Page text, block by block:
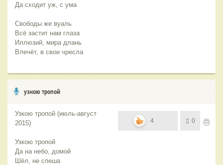
Да сходит уж, с ума
Свободы же вуаль
Всё застит нам глаза
Иллюзий, мира длань
Влечёт, в свои чресла
узкою тропой
Узкою тропой (июль-август
2015)
Узкою тропой
Да на небо, домой
Шёл, не спеша
4 0